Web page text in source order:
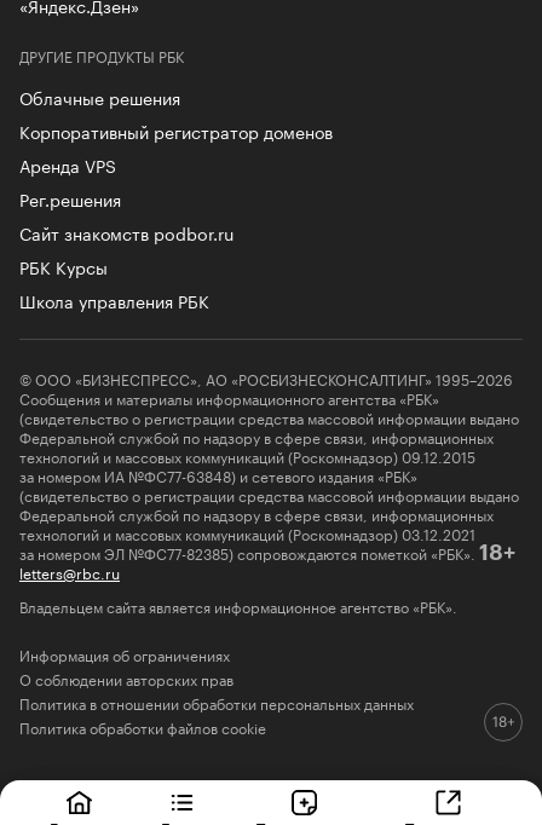
ДРУГИЕ ПРОДУКТЫ РБК
Облачные решения
Корпоративный регистратор доменов
Аренда VPS
Рег.решения
Сайт знакомств podbor.ru
РБК Курсы
Школа управления РБК
© ООО «БИЗНЕСПРЕСС», АО «РОСБИЗНЕСКОНСАЛТИНГ» 1995–2026
Сообщения и материалы информационного агентства «РБК»
(свидетельство о регистрации средства массовой информации выдано
Федеральной службой по надзору в сфере связи, информационных
технологий и массовых коммуникаций (Роскомнадзор) 09.12.2015
за номером ИА №ФС77-63848) и сетевого издания «РБК»
(свидетельство о регистрации средства массовой информации выдано
Федеральной службой по надзору в сфере связи, информационных
технологий и массовых коммуникаций (Роскомнадзор) 03.12.2021
за номером ЭЛ №ФС77-82385) сопровождаются пометкой «РБК». 18+
letters@rbc.ru
Владельцем сайта является информационное агентство «РБК».
Информация об ограничениях
О соблюдении авторских прав
Политика в отношении обработки персональных данных
Политика обработки файлов cookie